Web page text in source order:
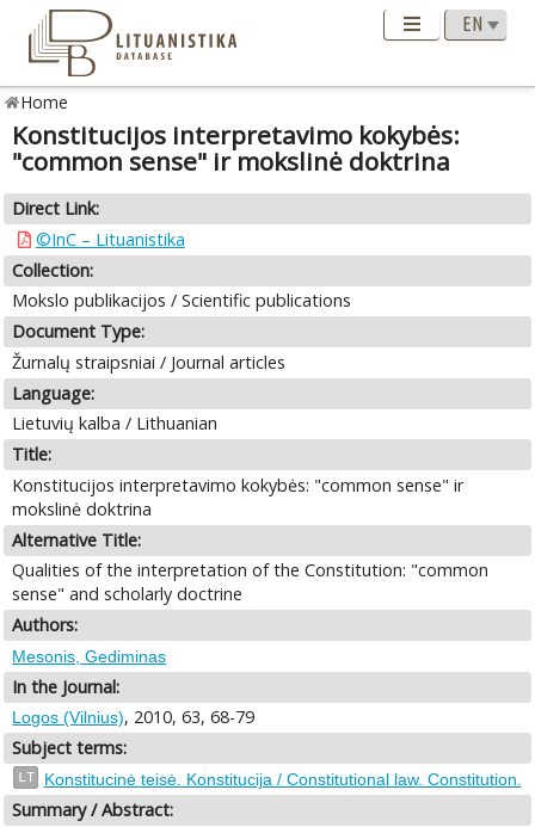
Home
Konstitucijos interpretavimo kokybės:
"common sense" ir mokslinė doktrina
Direct Link:
©InC – Lituanistika
Collection:
Mokslo publikacijos / Scientific publications
Document Type:
Žurnalų straipsniai / Journal articles
Language:
Lietuvių kalba / Lithuanian
Title:
Konstitucijos interpretavimo kokybės: "common sense" ir
mokslinė doktrina
Alternative Title:
Qualities of the interpretation of the Constitution: "common
sense" and scholarly doctrine
Authors:
Mesonis, Gediminas
In the Journal:
Logos (Vilnius), 2010, 63, 68-79
Subject terms:
LT Konstitucinė teisė. Konstitucija / Constitutional law. Constitution.
Summary / Abstract: